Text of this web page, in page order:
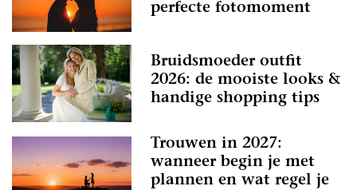
perfecte fotomoment
Bruidsmoeder outfit
2026: de mooiste looks &
handige shopping tips
Trouwen in 2027:
wanneer begin je met
plannen en wat regel je